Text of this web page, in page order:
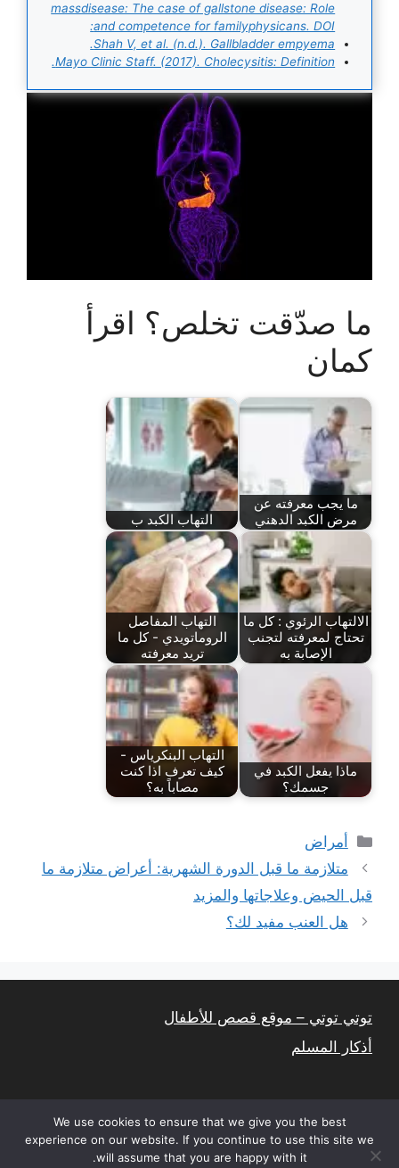
massdisease: The case of gallstone disease: Role
and competence for familyphysicans. DOI:
Shah V, et al. (n.d.). Gallbladder empyema.
Mayo Clinic Staff. (2017). Cholecysitis: Definition.
ما صدّقت تخلص؟ اقرأ
كمان
ما يجب معرفته عن
مرض الكبد الدهني
التهاب الكبد ب
الالتهاب الرئوي : كل ما
تحتاج لمعرفته لتجنب
الإصابة به
التهاب المفاصل
الروماتويدي - كل ما
تريد معرفته
ماذا يفعل الكبد في
جسمك؟
التهاب البنكرياس -
كيف تعرف اذا كنت
مصاباً به؟
التصنيفات
أمراض
متلازمة ما قبل الدورة الشهرية: أعراض متلازمة ما
قبل الحيض وعلاجاتها والمزيد
هل العنب مفيد لك؟
توتي توتي – موقع قصص للأطفال
أذكار المسلم
We use cookies to ensure that we give you the best
experience on our website. If you continue to use this site we
will assume that you are happy with it.